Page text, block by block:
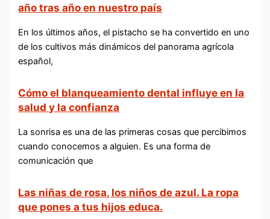
año tras año en nuestro país
En los últimos años, el pistacho se ha convertido en uno
de los cultivos más dinámicos del panorama agrícola
español,
Cómo el blanqueamiento dental influye en la
salud y la confianza
La sonrisa es una de las primeras cosas que percibimos
cuando conocemos a alguien. Es una forma de
comunicación que
Las niñas de rosa, los niños de azul. La ropa
que pones a tus hijos educa.